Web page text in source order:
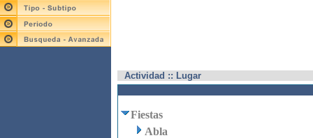
Actividad :: Lugar
Fiestas
Abla